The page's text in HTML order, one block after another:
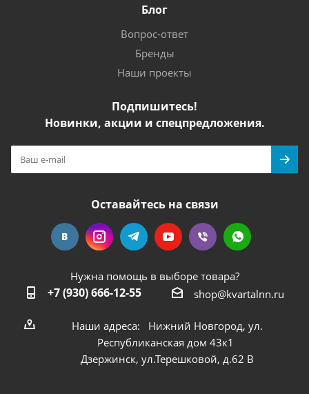
Блог
Вопрос-ответ
Бренды
Наши проекты
Подпишитесь!
Новинки, акции и спецпредложения.
Оставайтесь на связи
Нужна помощь в выборе товара?
+7 (930) 666-12-55 shop@kvartalnn.ru
Наши адреса: Нижний Новгород, ул.
Республиканская дом 43к1
Дзержинск, ул.Терешковой, д.62 В